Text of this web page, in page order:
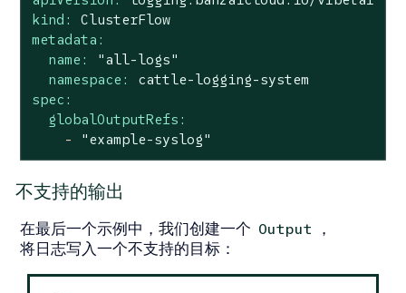
kind:
ClusterFlow
metadata:
name:
"all-logs"
namespace:
cattle-logging-system
spec:
globalOutputRefs:
-
"example-syslog"
不支持的输出
在最后一个示例中，我们创建一个 Output
，
将日志写入一个不支持的目标：